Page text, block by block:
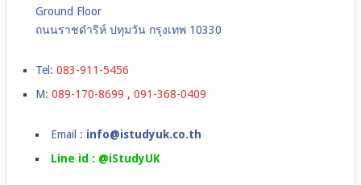
Ground Floor
ถนนราชดำริห์ ปทุมวัน กรุงเทพ 10330
Tel: 083-911-5456
M: 089-170-8699 , 091-368-0409
Email : info@istudyuk.co.th
Line id : @iStudyUK